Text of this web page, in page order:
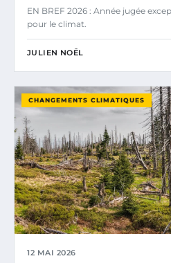
EN BREF 2026 : Année jugée
pour le climat.
JULIEN NOËL
CHANGEMENTS CLIMATIQUES
12 MAI 2026